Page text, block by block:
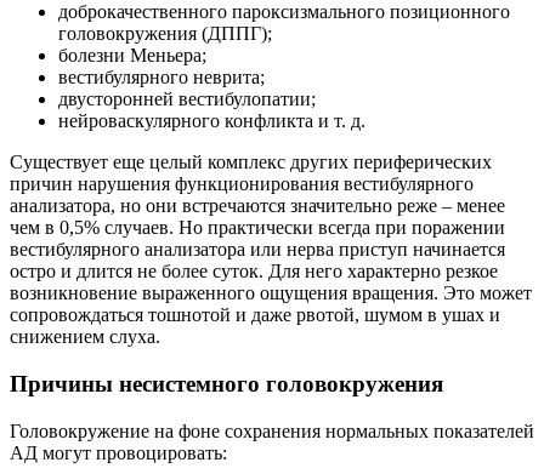
доброкачественного пароксизмального позиционного
головокружения (ДППГ);
болезни Меньера;
вестибулярного неврита;
двусторонней вестибулопатии;
нейроваскулярного конфликта и т. д.
Существует еще целый комплекс других периферических
причин нарушения функционирования вестибулярного
анализатора, но они встречаются значительно реже – менее
чем в 0,5% случаев. Но практически всегда при поражении
вестибулярного анализатора или нерва приступ начинается
остро и длится не более суток. Для него характерно резкое
возникновение выраженного ощущения вращения. Это может
сопровождаться тошнотой и даже рвотой, шумом в ушах и
снижением слуха.
Причины несистемного головокружения
Головокружение на фоне сохранения нормальных показателей
АД могут провоцировать: